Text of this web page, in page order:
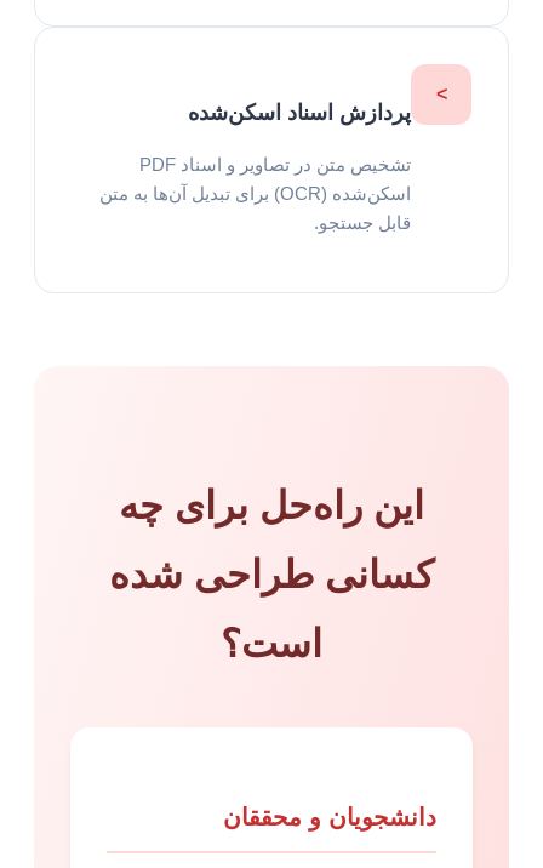
>
پردازش اسناد اسکن‌شده
تشخیص متن در تصاویر و اسناد PDF
اسکن‌شده (OCR) برای تبدیل آن‌ها به متن
قابل جستجو.
این راه‌حل برای چه
کسانی طراحی شده
است؟
دانشجویان و محققان